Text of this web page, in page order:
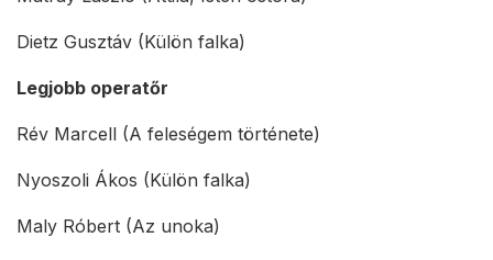
Dietz Gusztáv (Külön falka)
Legjobb operatőr
Rév Marcell (A feleségem története)
Nyoszoli Ákos (Külön falka)
Maly Róbert (Az unoka)